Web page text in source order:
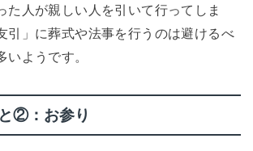
た人が親しい人を引いて行ってしま
引」に葬式や法事を行うのは避けるべ
いようです。
②：お参り